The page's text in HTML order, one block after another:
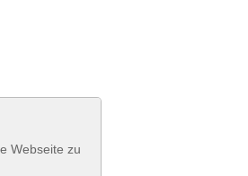
Webseite zu